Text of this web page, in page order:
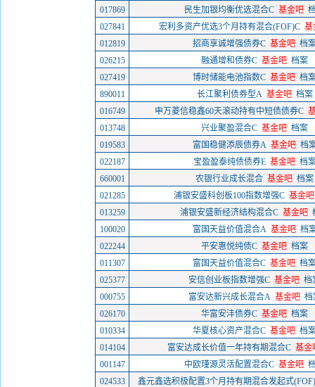
017869
民生加银均衡优选混合C 基金吧
027841
宏利多资产优选3个月持有混合(FOF)C 基
012819
招商享诚增强债券C 基金吧 档
026215
融通增和债券C 基金吧 档案
027419
博时储能电池指数C 基金吧 档
890011
长江聚利债券型A 基金吧 档案
016749
申万菱信稳鑫60天滚动持有中短债债券C
013748
兴业聚盈混合C 基金吧 档案
019583
富国稳健添辰债券A 基金吧 档
022187
宝盈盈泰纯债债券E 基金吧 档
660001
农银行业成长混合 基金吧 档案
021285
浦银安盛科创板100指数增强C 基金吧
013259
浦银安盛新经济结构混合C 基金吧
100020
富国天益价值混合A 基金吧 档
022244
平安惠悦纯债C 基金吧 档案
011307
富国天益价值混合C 基金吧 档
025377
安信创业板指数增强C 基金吧 档
000755
富安达新兴成长混合A 基金吧 档
026170
华富安沣债券C 基金吧 档案
010334
华夏核心资产混合C 基金吧 档
014104
富安达成长价值一年持有期混合C 基金
001147
中欧瑾源灵活配置混合C 基金吧
024533
鑫元鑫选积极配置3个月持有期混合发起式